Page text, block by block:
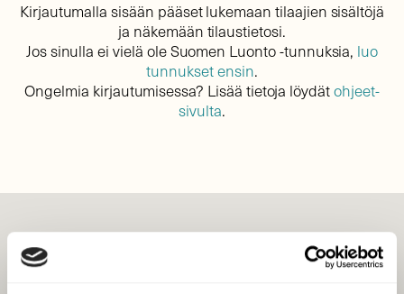
Kirjautumalla sisään pääset lukemaan tilaajien sisältöjä
ja näkemään tilaustietosi.
Jos sinulla ei vielä ole Suomen Luonto -tunnuksia, luo
tunnukset ensin.
Ongelmia kirjautumisessa? Lisää tietoja löydätohjeet-
sivulta.